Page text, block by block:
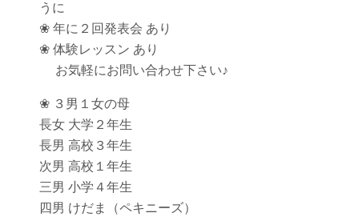
うに
❀ 年に２回発表会 あり
❀ 体験レッスン あり
お気軽にお問い合わせ下さい♪
❀ ３男１女の母
長女 大学２年生
長男 高校３年生
次男 高校１年生
三男 小学４年生
四男 けだま（ペキニーズ）